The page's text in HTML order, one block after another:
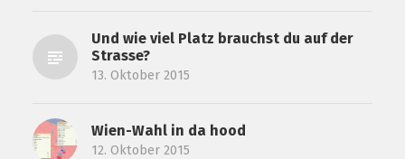
Und wie viel Platz brauchst du auf der
Strasse?
13. Oktober 2015
Wien-Wahl in da hood
12. Oktober 2015